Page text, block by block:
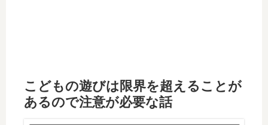
こどもの遊びは限界を超えることが
あるので注意が必要な話